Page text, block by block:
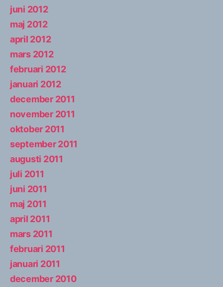
juni 2012
maj 2012
april 2012
mars 2012
februari 2012
januari 2012
december 2011
november 2011
oktober 2011
september 2011
augusti 2011
juli 2011
juni 2011
maj 2011
april 2011
mars 2011
februari 2011
januari 2011
december 2010